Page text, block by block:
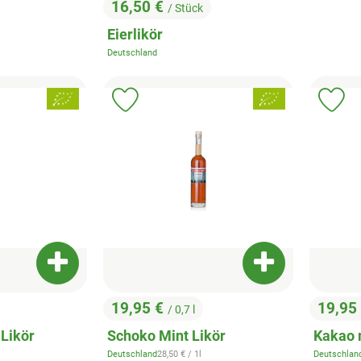
, Preis:
16,50 € / Stück
Eierlikör
, Herkunft:
Deutschland
Produkt zum Warenkorb hinzufügen
, Verband:
hinzufügen
, Preis:
19,95 € / 0,7 l
Schoko Mint Likör
Deutschland, Referenzpreis:
28,50 € / 1l
Produkt zum
, Verband:
Produkt zu Favouriten hinzufügen
,
19,95
Kakao